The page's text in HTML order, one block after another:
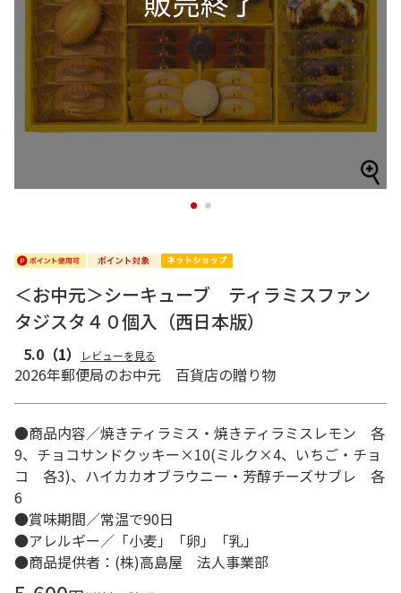
1 2
＜お中元＞シーキューブ ティラミスファン
タジスタ４０個入（西日本版）
5.0 （1） レビューを見る
2026年郵便局のお中元 百貨店の贈り物
●商品内容／焼きティラミス・焼きティラミスレモン 各
9、チョコサンドクッキー×10(ミルク×4、いちご・チョ
コ 各3)、ハイカカオブラウニー・芳醇チーズサブレ 各
6
●賞味期間／常温で90日
●アレルギー／「小麦」「卵」「乳」
●商品提供者：(株)高島屋 法人事業部